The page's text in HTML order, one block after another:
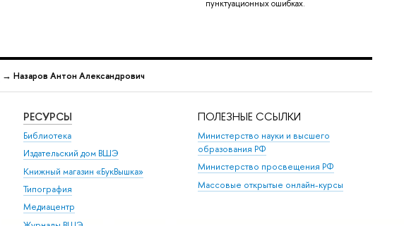
пунктуационных ошибках.
→ Назаров Антон Александрович
РЕСУРСЫ
Библиотека
Издательский дом ВШЭ
Книжный магазин «БукВышка»
Типография
Медиацентр
ПОЛЕЗНЫЕ ССЫЛКИ
Министерство науки и высшего
образования РФ
Министерство просвещения РФ
Массовые открытые онлайн-курсы